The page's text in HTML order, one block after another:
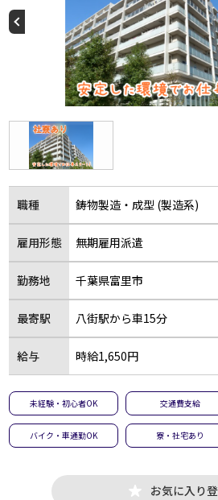
職種 鋳物製造・成型 (製造系)
雇用形態 無期雇用派遣
勤務地 千葉県富里市
最寄駅 八街駅から車15分
給与 時給1,650円
未経験・初心者OK 交通費支給
バイク・車通勤OK 寮・社宅あり
お気に入り